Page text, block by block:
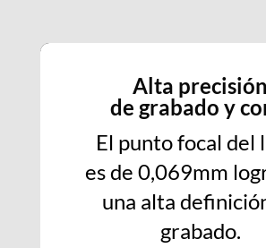
Alta precisión
de grabado y
El punto focal del
es de 0,069mm
una alta
grabado.